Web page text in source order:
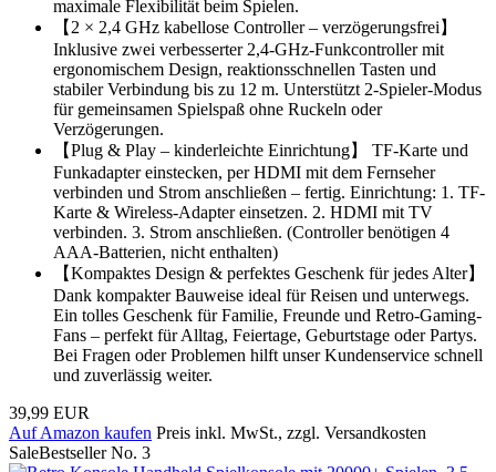
maximale Flexibilität beim Spielen.
【2 × 2,4 GHz kabellose Controller – verzögerungsfrei】
Inklusive zwei verbesserter 2,4-GHz-Funkcontroller mit
ergonomischem Design, reaktionsschnellen Tasten und
stabiler Verbindung bis zu 12 m. Unterstützt 2-Spieler-Modus
für gemeinsamen Spielspaß ohne Ruckeln oder
Verzögerungen.
【Plug & Play – kinderleichte Einrichtung】 TF-Karte und
Funkadapter einstecken, per HDMI mit dem Fernseher
verbinden und Strom anschließen – fertig. Einrichtung: 1. TF-
Karte & Wireless-Adapter einsetzen. 2. HDMI mit TV
verbinden. 3. Strom anschließen. (Controller benötigen 4
AAA-Batterien, nicht enthalten)
【Kompaktes Design & perfektes Geschenk für jedes Alter】
Dank kompakter Bauweise ideal für Reisen und unterwegs.
Ein tolles Geschenk für Familie, Freunde und Retro-Gaming-
Fans – perfekt für Alltag, Feiertage, Geburtstage oder Partys.
Bei Fragen oder Problemen hilft unser Kundenservice schnell
und zuverlässig weiter.
39,99 EUR
Auf Amazon kaufen Preis inkl. MwSt., zzgl. Versandkosten
SaleBestseller No. 3